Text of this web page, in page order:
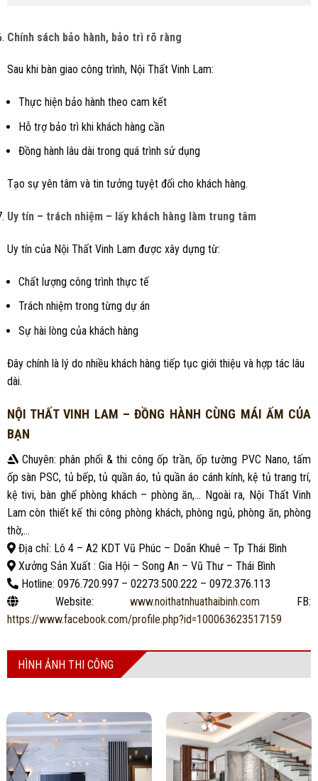
Chính sách bảo hành, bảo trì rõ ràng
Sau khi bàn giao công trình, Nội Thất Vinh Lam:
Thực hiện bảo hành theo cam kết
Hỗ trợ bảo trì khi khách hàng cần
Đồng hành lâu dài trong quá trình sử dụng
Tạo sự yên tâm và tin tưởng tuyệt đối cho khách hàng.
Uy tín – trách nhiệm – lấy khách hàng làm trung tâm
Uy tín của Nội Thất Vinh Lam được xây dựng từ:
Chất lượng công trình thực tế
Trách nhiệm trong từng dự án
Sự hài lòng của khách hàng
Đây chính là lý do nhiều khách hàng tiếp tục giới thiệu và hợp tác lâu
dài.
NỘI THẤT VINH LAM – ĐỒNG HÀNH CÙNG MÁI ẤM CỦA
BẠN
Chuyên: phân phối & thi công ốp trần, ốp tường PVC Nano, tấm
ốp sàn PSC, tủ bếp, tủ quần áo, tủ quần áo cánh kính, kệ tủ trang trí,
kệ tivi, bàn ghế phòng khách – phòng ăn,… Ngoài ra, Nội Thất Vinh
Lam còn thiết kế thi công phòng khách, phòng ngủ, phòng ăn, phòng
thờ,…
Địa chỉ: Lô 4 – A2 KDT Vũ Phúc – Doãn Khuê – Tp Thái Bình
Xưởng Sản Xuất : Gia Hội – Song An – Vũ Thư – Thái Bình
Hotline: 0976.720.997 – 02273.500.222 – 0972.376.113
Website:www.noithatnhuathaibinh.com FB:
https://www.facebook.com/profile.php?id=100063623517159
HÌNH ẢNH THI CÔNG